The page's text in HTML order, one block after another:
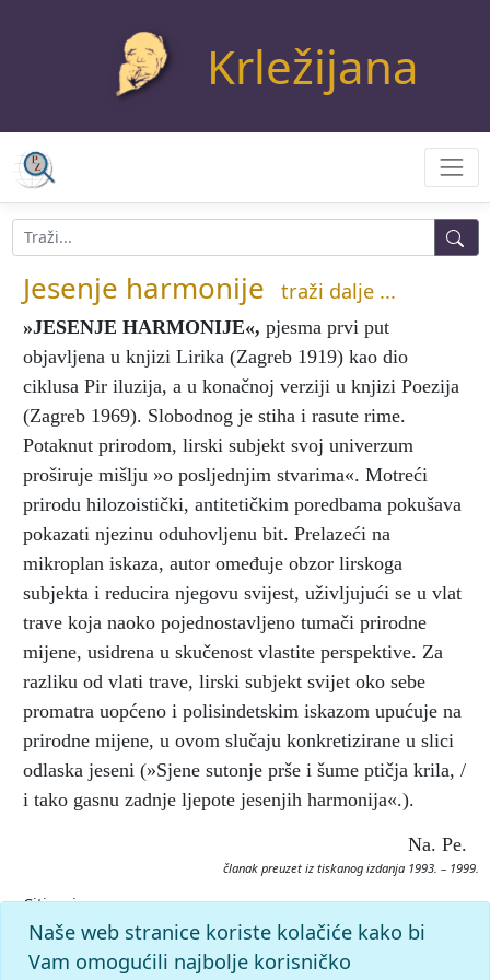
Krležijana
Jesenje harmonije traži dalje ...
»JESENJE HARMONIJE«, pjesma prvi put
objavljena u knjizi Lirika (Zagreb 1919) kao dio
ciklusa Pir iluzija, a u konačnoj verziji u knjizi Poezija
(Zagreb 1969). Slobodnog je stiha i rasute rime.
Potaknut prirodom, lirski subjekt svoj univerzum
proširuje mišlju »o posljednjim stvarima«. Motreći
prirodu hilozoistički, antitetičkim poredbama pokušava
pokazati njezinu oduhovljenu bit. Prelazeći na
mikroplan iskaza, autor omeđuje obzor lirskoga
subjekta i reducira njegovu svijest, uživljujući se u vlat
trave koja naoko pojednostavljeno tumači prirodne
mijene, usidrena u skučenost vlastite perspektive. Za
razliku od vlati trave, lirski subjekt svijet oko sebe
promatra uopćeno i polisindetskim iskazom upućuje na
prirodne mijene, u ovom slučaju konkretizirane u slici
odlaska jeseni (»Sjene sutonje prše i šume ptičja krila, /
i tako gasnu zadnje ljepote jesenjih harmonija«.).
Na. Pe.
članak preuzet iz tiskanog izdanja 1993. – 1999.
Citiranje:
Jesenje harmonije.Krležijana (1993–99), mrežno izdanje.
Leksikografski zavod Miroslav Krleža, 2026. Pristupljeno
6.8.2026. <https://krlezijana.lzmk.hr/clanak/jesenje-
Naše web stranice koriste kolačiće kako bi
Vam omogućili najbolje korisničko